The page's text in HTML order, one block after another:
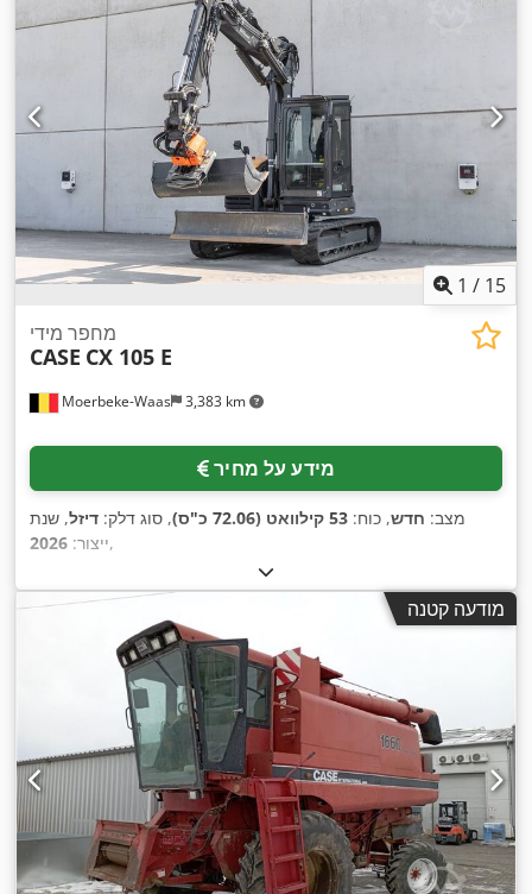
1 / 15
Moerbeke-Waas 3,383 km
מחפר מידי
CASE CX 105 E
מידע על מחיר
מצב: חדש, כוח: 53 קילוואט (72.06 כ"ס) , סוג דלק: דיזל, שנת
ייצור: 2026 ,
מודעה קטנה